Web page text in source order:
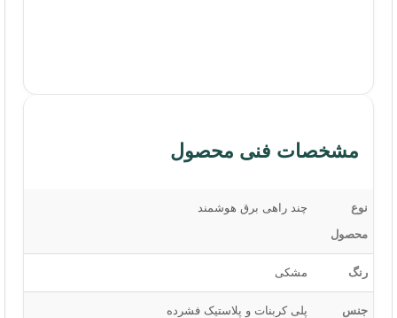
مشخصات فنی محصول
نوع
محصول
چند راهی برق هوشمند
رنگ مشکی
جنس پلی کربنات و پلاستیک فشرده